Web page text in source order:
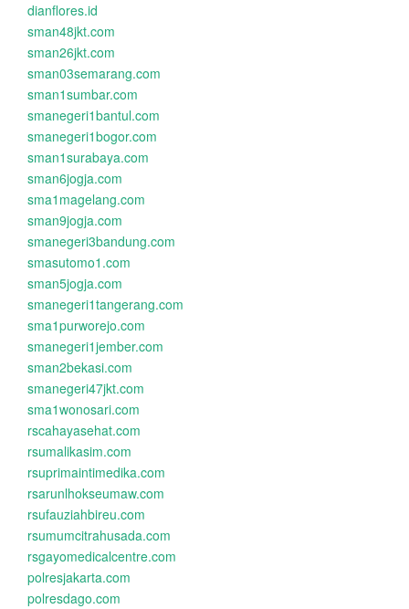
dianflores.id
sman48jkt.com
sman26jkt.com
sman03semarang.com
sman1sumbar.com
smanegeri1bantul.com
smanegeri1bogor.com
sman1surabaya.com
sman6jogja.com
sma1magelang.com
sman9jogja.com
smanegeri3bandung.com
smasutomo1.com
sman5jogja.com
smanegeri1tangerang.com
sma1purworejo.com
smanegeri1jember.com
sman2bekasi.com
smanegeri47jkt.com
sma1wonosari.com
rscahayasehat.com
rsumalikasim.com
rsuprimaintimedika.com
rsarunlhokseumaw.com
rsufauziahbireu.com
rsumumcitrahusada.com
rsgayomedicalcentre.com
polresjakarta.com
polresdago.com